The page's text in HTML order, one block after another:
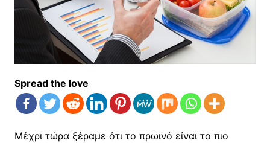
Spread the love
Μέχρι τώρα ξέραμε ότι το πρωινό είναι το πιο